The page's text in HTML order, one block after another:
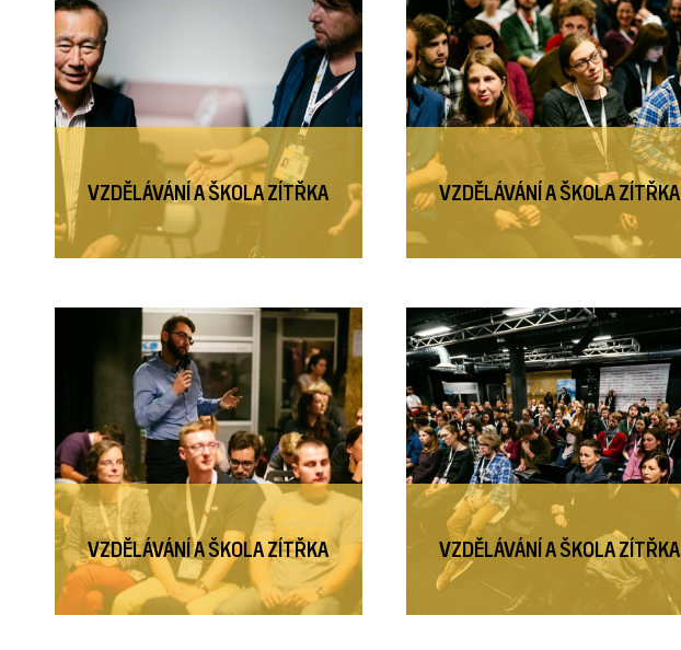
VZDĚLÁVÁNÍ A ŠKOLA ZÍTŘKA VZDĚLÁVÁNÍ A ŠKOLA ZÍTŘKA
VZDĚLÁVÁNÍ A ŠKOLA ZÍTŘKA VZDĚLÁVÁNÍ A ŠKOLA ZÍTŘKA